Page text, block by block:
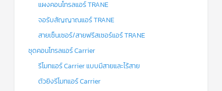
แผงคอนโทรลแอร์ TRANE
จอรับสัญญาณแอร์ TRANE
สายเซ็นเซอร์/สายฟรีสเซอร์แอร์ TRANE
ชุดคอนโทรลแอร์ Carrier
รีโมทแอร์ Carrier แบบมีสายและไร้สาย
ตัวยิงรีโมทแอร์ Carrier